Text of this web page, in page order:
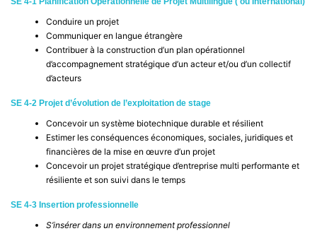
Conduire un projet
Communiquer en langue étrangère
Contribuer à la construction d’un plan opérationnel
d’accompagnement stratégique d’un acteur et/ou d’un collectif
d’acteurs
SE 4-2 Projet d’évolution de l’exploitation de stage
Concevoir un système biotechnique durable et résilient
Estimer les conséquences économiques, sociales, juridiques et
financières de la mise en œuvre d’un projet
Concevoir un projet stratégique d’entreprise multi performante et
résiliente et son suivi dans le temps
SE 4-3 Insertion professionnelle
S’insérer dans un environnement professionnel